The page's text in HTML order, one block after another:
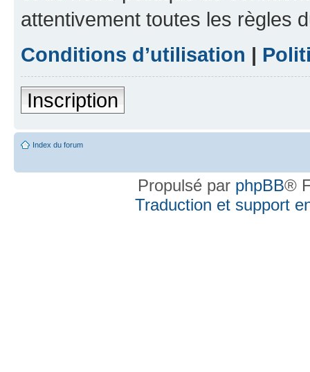
attentivement toutes les règles
Conditions d’utilisation |
Inscription
Index du forum
Propulsé par phpBB®
Traduction et support